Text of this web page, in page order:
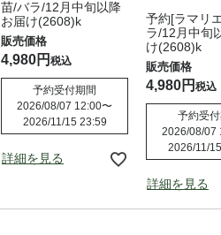
苗/バラ/12月中旬以降
お届け(2608)k
4,980 税込
予約受付期間
2026/08/07 12:00〜
2026/11/15 23:59
詳細を見る
予約[ラマリ
ラ/12月中旬
け(2608)k
4,980 税込
予約受
2026/08/07
2026/11/
詳細を見る